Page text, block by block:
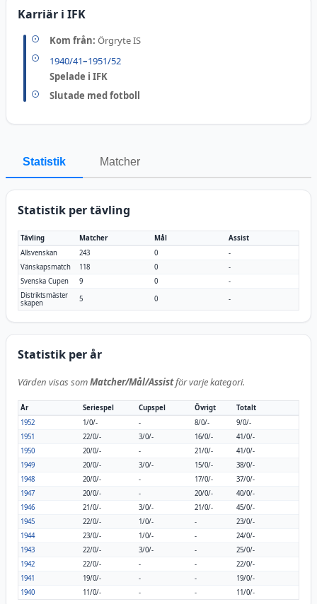
Karriär i IFK
Kom från: Örgryte IS
1940/41–1951/52
Spelade i IFK
Slutade med fotboll
Statistik Matcher
Statistik per tävling
Tävling Matcher Mål
Assist
Allsvenskan
243 0
-
Vänskapsmatch
118 0
-
Svenska Cupen
9 0
-
Distriktsmäster
skapen
5 0 -
Statistik per år
Värden visas somMatcher/Mål/Assistför varje kategori.
År Seriespel Cupspel Övrigt
Totalt
1952
1/0/- - 8/0/-
9/0/-
1951
22/0/- 3/0/- 16/0/-
41/0/-
1950
20/0/- - 21/0/-
41/0/-
1949
20/0/- 3/0/- 15/0/-
38/0/-
1948
20/0/- - 17/0/-
37/0/-
1947
20/0/- - 20/0/-
40/0/-
1946
21/0/- 3/0/- 21/0/-
45/0/-
1945
22/0/- 1/0/- -
23/0/-
1944
23/0/- 1/0/- -
24/0/-
1943
22/0/- 3/0/- -
25/0/-
1942
22/0/- - -
22/0/-
1941
19/0/- - -
19/0/-
1940
11/0/- - - 11/0/-